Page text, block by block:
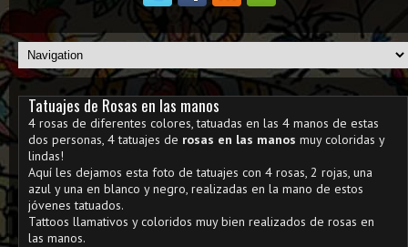
Tatuajes de Rosas en las manos
4 rosas de diferentes colores, tatuadas en las 4 manos de estas
dos personas, 4 tatuajes de rosas en las manos muy coloridas y
lindas!
Aquí les dejamos esta foto de tatuajes con 4 rosas, 2 rojas, una
azul y una en blanco y negro, realizadas en la mano de estos
jóvenes tatuados.
Tattoos llamativos y coloridos muy bien realizados de rosas en
las manos.